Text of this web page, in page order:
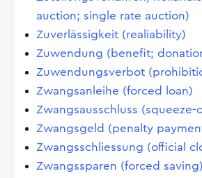
auction; single rate auction)
Zuverlässigkeit (realiability)
Zuwendung (benefit;
Zuwendungsverbot
Zwangsanleihe (forced loan)
Zwangsausschluss (squeeze-
Zwangsgeld (penalty
Zwangsschliessung (official
Zwangssparen (forced saving)